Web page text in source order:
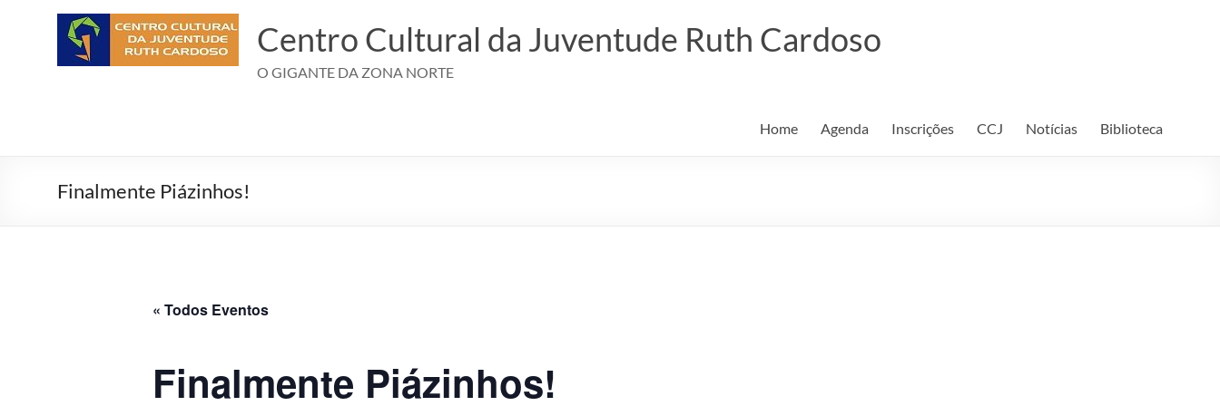
conteúdo
Centro Cultural da Juventude Ruth Cardoso
O GIGANTE DA ZONA NORTE
Home Agenda Inscrições CCJ Notícias Biblioteca
Finalmente Piázinhos!
« Todos Eventos
Finalmente Piázinhos!